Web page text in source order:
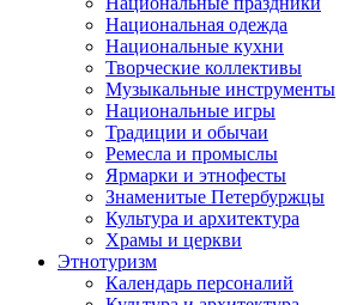
Национальная одежда
Национальные кухни
Творческие коллективы
Музыкальные инструменты
Национальные игры
Традиции и обычаи
Ремесла и промыслы
Ярмарки и этнофесты
Знаменитые Петербуржцы
Культура и архитектура
Храмы и церкви
Этнотуризм
Календарь персоналий